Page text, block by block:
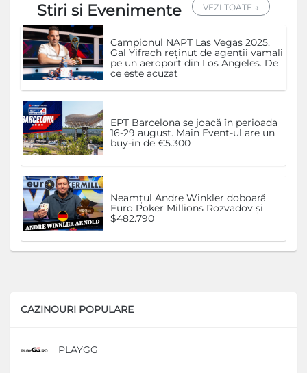
Stiri si Evenimente VEZI TOATE →
Campionul NAPT Las Vegas 2025,
Gal Yifrach reținut de agenții vamali
pe un aeroport din Los Angeles. De
ce este acuzat
EPT Barcelona se joacă în perioada
16-29 august. Main Event-ul are un
buy-in de €5.300
Neamțul Andre Winkler doboară
Euro Poker Millions Rozvadov și
$482.790
CAZINOURI POPULARE
PLAYGG